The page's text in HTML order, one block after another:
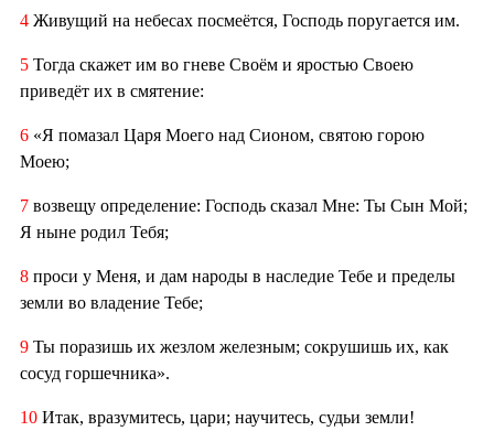
4 Живущий на небесах посмеётся, Господь поругается им.
5 Тогда скажет им во гневе Своём и яростью Своею
приведёт их в смятение:
6 «Я помазал Царя Моего над Сионом, святою горою
Моею;
7 возвещу определение: Господь сказал Мне: Ты Сын Мой;
Я ныне родил Тебя;
8 проси у Меня, и дам народы в наследие Тебе и пределы
земли во владение Тебе;
9 Ты поразишь их жезлом железным; сокрушишь их, как
сосуд горшечника».
10 Итак, вразумитесь, цари; научитесь, судьи земли!